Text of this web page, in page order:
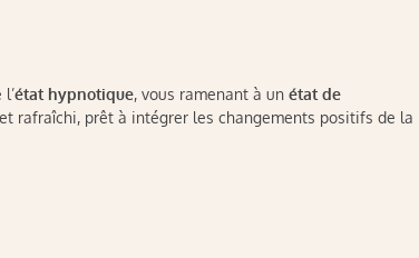
état hypnotique, vous ramenant à un état de
et rafraîchi, prêt à intégrer les changements positifs de la